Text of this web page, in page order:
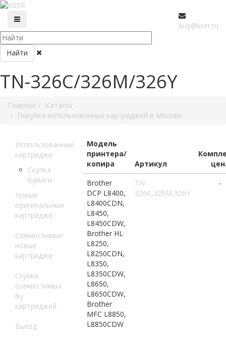
buy@kser.ru
Найти
TN-326C/326M/326Y
Главная
Каталог
Покупка использованных картриджей в Москве
Использованные
картриджи
Скупка
бумаги
Новые
оригинальные
картриджи
Совместимые
новые
картриджи
Скупка
совместимых
бу
картриджей
Выезд
Модель
принтера/
копира
Артикул
Brother
DCP L8400,
L8400CDN,
L8450,
L8450CDW,
Brother HL
L8250,
L8250CDN,
L8350,
L8350CDW,
L8650,
L8650CDW,
Brother
MFC L8850,
L8850CDW
TN-
326C,326M,326Y
-